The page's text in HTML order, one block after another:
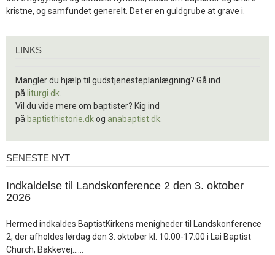
kristne, og samfundet generelt. Det er en guldgrube at grave i.
LINKS
Mangler du hjælp til gudstjenesteplanlægning? Gå ind
på liturgi.dk
Vil du vide mere om baptister? Kig ind
på baptisthistorie.dkog anabaptist.dk
Seneste
SENESTE NYT
1.
jul.
Indkaldelse til Landskonference 2 den 3. oktober
2026
Hermed indkaldes BaptistKirkens menigheder til Landskonference
2, der afholdes lørdag den 3. oktober kl. 10.00-17.00 i Lai Baptist
Church, Bakkevej……